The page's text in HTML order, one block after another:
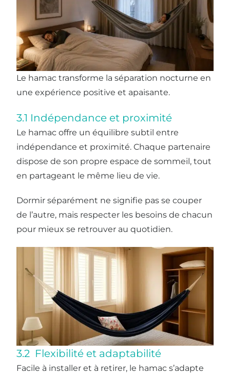
Le hamac transforme la séparation nocturne en
une expérience positive et apaisante.
3.1 Indépendance et proximité
Le hamac offre un équilibre subtil entre
indépendance et proximité. Chaque partenaire
dispose de son propre espace de sommeil, tout
en partageant le même lieu de vie.
Dormir séparément ne signifie pas se couper
de l’autre, mais respecter les besoins de chacun
pour mieux se retrouver au quotidien.
3.2 Flexibilité et adaptabilité
Facile à installer et à retirer, le hamac s’adapte